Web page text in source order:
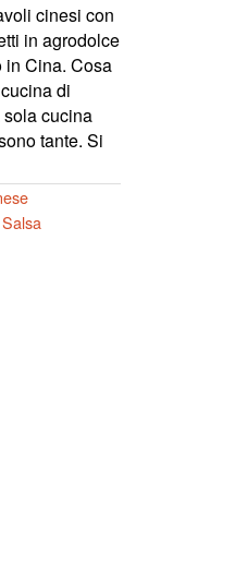
cinesi con
in agrodolce
in Cina. Cosa
di
cucina
tante. Si
Salsa